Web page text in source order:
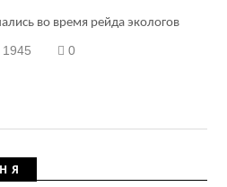
во время рейда экологов
1945 0